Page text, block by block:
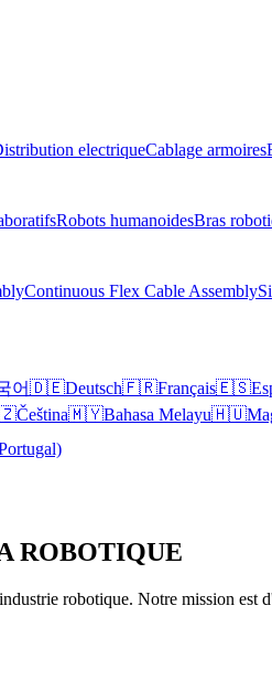
electriqueCablage armoires
Robots humanoidesBras
Continuous Flex Cable Assembly
어🇩🇪Deutsch🇫🇷Français🇪🇸
Čeština🇲🇾Bahasa Melayu🇭🇺
ROBOTIQUE
robotique. Notre mission